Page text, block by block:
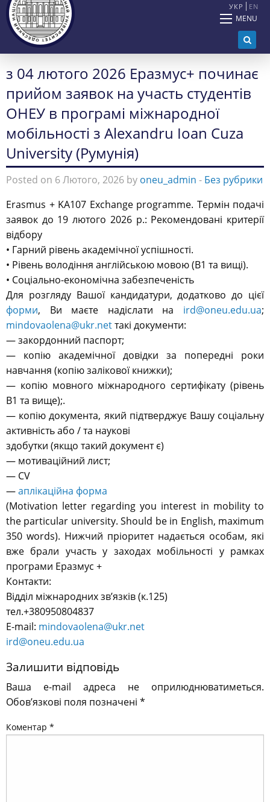
УКР EN
MENU
з 04 лютого 2026 Еразмус+ починає
прийом заявок на участь студентів
ОНЕУ в програмі міжнародної
мобільності з Alexandru Ioan Cuza
University (Румунія)
Posted on 6 Лютого, 2026 by oneu_admin - Без рубрики
Erasmus + KA107 Exchange programme. Термін подачі
заявок до 19 лютого 2026 р.: Рекомендовані критерії
відбору
• Гарний рівень академічної успішності.
• Рівень володіння англійською мовою (B1 та вищі).
• Соціально-економічна забезпеченість
Для розгляду Вашої кандидатури, додатково до цієї
форми, Ви маєте надіслати на ird@oneu.edu.ua;
mindovaolena@ukr.netтакі документи:
— закордонний паспорт;
— копію академічної довідки за попередні роки
навчання (копію залікової книжки);
— копію мовного міжнародного сертифікату (рівень
В1 та вище);.
— копію документа, який підтверджує Вашу соціальну
активність або / та наукові
здобутки (якщо такий документ є)
— мотиваційний лист;
— CV
—аплікаційна форма
(Motivation letter regarding you interest in mobility to
the particular university. Should be in English, maximum
350 words). Нижчий пріоритет надається особам, які
вже брали участь у заходах мобільності у рамках
програми Еразмус +
Контакти:
Відділ міжнародних зв’язків (к.125)
тел.+380950804837
E-mail: mindovaolena@ukr.net
ird@oneu.edu.ua
Залишити відповідь
Ваша e-mail адреса не оприлюднюватиметься.
Обов’язкові поля позначені *
Коментар *